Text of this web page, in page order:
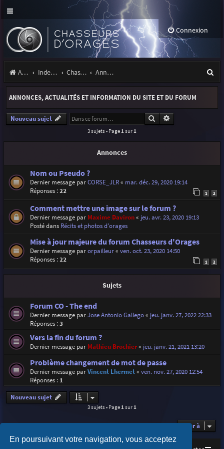
En poursuivant votre navigation, vous acceptez
Connexion
Accueil Index du forum Chasseurs d'Orages Annonces, actualités et information du site et du forum
e
e
ANNONCES, ACTUALITÉS ET INFORMATION DU SITE ET DU FORUM
Nouveau sujet Rechercher
3 sujets • Page 1 sur 1
Annonces
Nom ou Pseudo ?
Dernier message parCORSE_JLR« mar. déc. 29, 2020 19:14
Réponses :22 1 2
Comment mettre une image sur le forum ?
Dernier message par Maxime Daviron« jeu. avr. 23, 2020 19:13
Posté dans Récits et photos d'orages
Mise à jour majeure du forum Chasseurs d'Orages
Dernier message parorpailleur« ven. oct. 23, 2020 14:50
Réponses :22 1 2
Sujets
Forum CO - The end
Dernier message parJose Antonio Gallego« jeu. janv. 27, 2022 22:33
Réponses :3
Vers la fin du forum ?
Dernier message par Mathieu Brochier« jeu. janv. 21, 2021 13:20
Problème changement de mot de passe
Dernier message parVincent Lhermet« ven. nov. 27, 2020 12:54
Réponses : 1
Nouveau sujet
3 sujets • Page1sur1
Aller à